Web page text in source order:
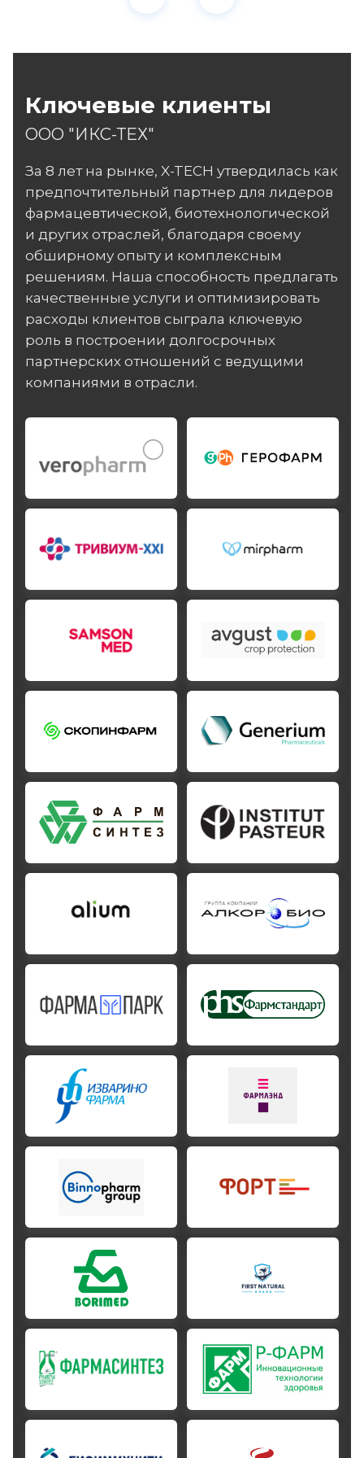
Ключевые клиенты
ООО "ИКС-ТЕХ"
За 8 лет на рынке, X-TECH утвердилась как
предпочтительный партнер для лидеров
фармацевтической, биотехнологической
и других отраслей, благодаря своему
обширному опыту и комплексным
решениям. Наша способность предлагать
качественные услуги и оптимизировать
расходы клиентов сыграла ключевую
роль в построении долгосрочных
партнерских отношений с ведущими
компаниями в отрасли.